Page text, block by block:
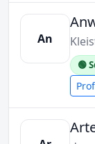
An
🟢